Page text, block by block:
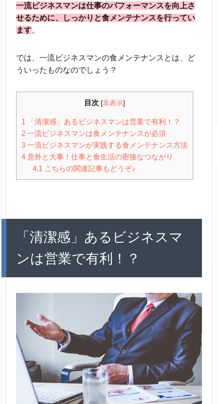
一流ビジネスマンは仕事のパフォーマンスを向上さ
せるために、しっかりと食メンテナンスを行ってい
ます。
では、一流ビジネスマンの食メンテナンスとは、ど
ういったものなのでしょう？
目次 [非表示]
1
「清潔感」あるビジネスマンは営業で有利！？
2 一流ビジネスマンは食メンテナンスが必須
3 一流ビジネスマンが実践する食メンテナンス方法
4 意外と大事！仕事と食生活の密接なつながり
4.1 こちらの関連記事もどうぞ♪
「清潔感」あるビジネスマ
ンは営業で有利！？